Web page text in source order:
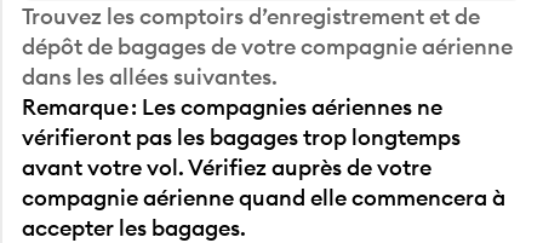
Trouvez les comptoirs d’enregistrement et de
dépôt de bagages de votre compagnie aérienne
dans les allées suivantes.
Remarque : Les compagnies aériennes ne
vérifieront pas les bagages trop longtemps
avant votre vol. Vérifiez auprès de votre
compagnie aérienne quand elle commencera à
accepter les bagages.